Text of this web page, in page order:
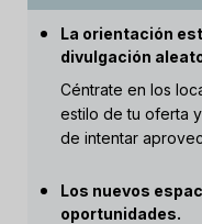
La orientación
divulgación
Céntrate en los
estilo de tu oferta
de intentar
Los nuevos
oportunidades.